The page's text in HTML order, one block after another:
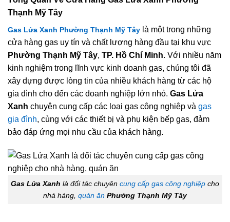
Thạnh Mỹ Tây
Gas Lửa Xanh Phường Thạnh Mỹ Tây là một trong những
cửa hàng gas uy tín và chất lượng hàng đầu tại khu vực
Phường Thạnh Mỹ Tây, TP. Hồ Chí Minh. Với nhiều năm
kinh nghiệm trong lĩnh vực kinh doanh gas, chúng tôi đã
xây dựng được lòng tin của nhiều khách hàng từ các hộ
gia đình cho đến các doanh nghiệp lớn nhỏ. Gas Lửa
Xanh chuyên cung cấp các loại gas công nghiệp và gas
gia đình, cùng với các thiết bị và phụ kiện bếp gas, đảm
bảo đáp ứng mọi nhu cầu của khách hàng.
Gas Lửa Xanh là đối tác chuyên cung cấp gas công nghiệp cho
nhà hàng, quán ăn Phường Thạnh Mỹ Tây